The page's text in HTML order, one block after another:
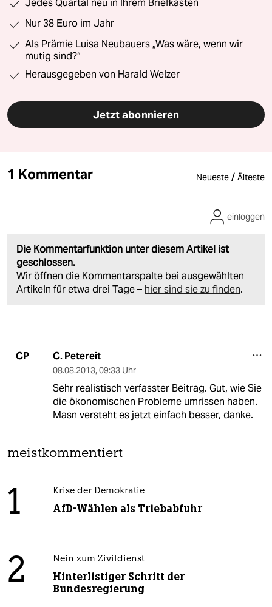
Jedes Quartal neu in Ihrem Briefkasten
Nur 38 Euro im Jahr
Als Prämie Luisa Neubauers „Was wäre, wenn wir
mutig sind?“
Herausgegeben von Harald Welzer
Jetzt abonnieren
1 Kommentar Neueste / Älteste
Die Kommentarfunktion unter diesem Artikel ist
geschlossen.
Wir öffnen die Kommentarspalte bei ausgewählten
Artikeln für etwa drei Tage – hier sind sie zu finden.
einloggen
CP C. Petereit
08.08.2013, 09:33 Uhr
Sehr realistisch verfasster Beitrag. Gut, wie Sie
die ökonomischen Probleme umrissen haben.
Masn versteht es jetzt einfach besser, danke.
meistkommentiert
1 Krise der Demokratie
AfD-Wählen als Triebabfuhr
2 Nein zum Zivildienst
Hinterlistiger Schritt der
Bundesregierung